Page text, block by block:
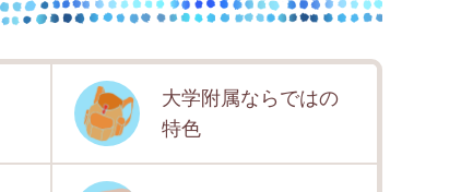
大学附属ならではの
特色